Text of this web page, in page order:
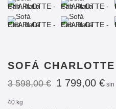
SOFÁ
3 598,00 € 1 799,00 € sin
40 kg